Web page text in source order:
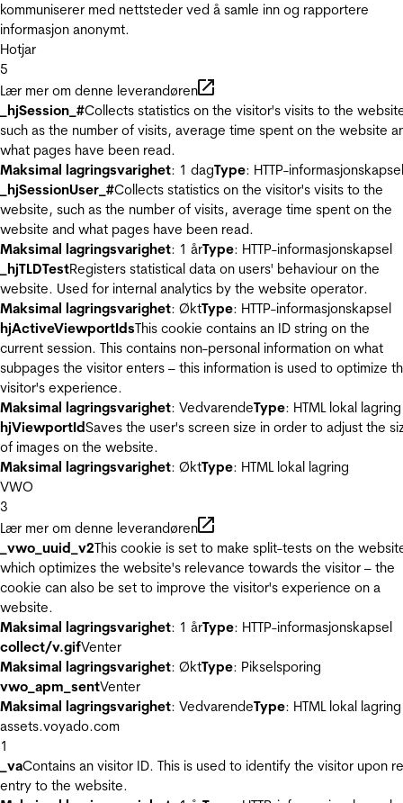
kommuniserer med nettsteder ved å samle inn og rapportere
informasjon anonymt.
Hotjar
5
Lær mer om denne leverandøren
_hjSession_#Collects statistics on the visitor's visits to the
such as the number of visits, average time spent on the website
what pages have been read.
Maksimal lagringsvarighet: 1 dagType: HTTP-informasjonskapsel
_hjSessionUser_#Collects statistics on the visitor's visits to the
website, such as the number of visits, average time spent on the
website and what pages have been read.
Maksimal lagringsvarighet: 1 årType: HTTP-informasjonskapsel
_hjTLDTestRegisters statistical data on users' behaviour on the
website. Used for internal analytics by the website operator.
Maksimal lagringsvarighet: ØktType: HTTP-informasjonskapsel
hjActiveViewportIdsThis cookie contains an ID string on the
current session. This contains non-personal information on what
subpages the visitor enters – this information is used to optimize
visitor's experience.
Maksimal lagringsvarighet: VedvarendeType: HTML lokal lagring
hjViewportIdSaves the user's screen size in order to adjust the
of images on the website.
Maksimal lagringsvarighet: ØktType: HTML lokal lagring
VWO
3
Lær mer om denne leverandøren
_vwo_uuid_v2This cookie is set to make split-tests on the
which optimizes the website's relevance towards the visitor – the
cookie can also be set to improve the visitor's experience on a
website.
Maksimal lagringsvarighet: 1 årType: HTTP-informasjonskapsel
collect/v.gifVenter
Maksimal lagringsvarighet: ØktType: Pikselsporing
vwo_apm_sentVenter
Maksimal lagringsvarighet: VedvarendeType: HTML lokal lagring
assets.voyado.com
1
_vaContains an visitor ID. This is used to identify the visitor upon
entry to the website.